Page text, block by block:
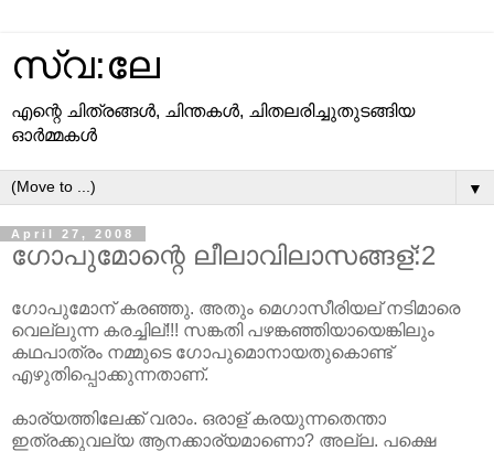
സ്വ:ലേ
എന്റെ ചിത്രങ്ങള്‍, ചിന്തകള്‍, ചിതലരിച്ചുതുടങ്ങിയ
ഓര്‍മ്മകള്‍
▼
April 27, 2008
ഗോപുമോന്റെ ലീലാവിലാസങ്ങള്:2
ഗോപുമോന് കരഞ്ഞു. അതും മെഗാസീരിയല് നടിമാരെ
വെല്ലുന്ന കരച്ചില്!!! സങ്കതി പഴങ്കഞ്ഞിയായെങ്കിലും
കഥപാത്രം നമ്മുടെ ഗോപുമൊനായതുകൊണ്ട്
എഴുതിപ്പൊക്കുന്നതാണ്.
കാര്യത്തിലേക്ക് വരാം. ഒരാള് കരയുന്നതെന്താ
ഇത്രക്കുവല്യ ആനക്കാര്യമാണൊ? അല്ല. പക്ഷെ